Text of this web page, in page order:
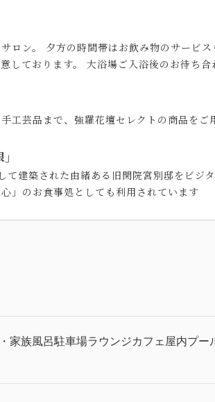
ロン。 夕方の時間帯はお飲み物のサービス
しております。 大浴場ご入浴後のお待ち
工芸品まで、強羅花壇セレクトの商品をご
て建築された由緒ある旧閑院宮別邸をビジ
」のお食事処としても利用されています
家族風呂駐車場ラウンジカフェ 屋内プー